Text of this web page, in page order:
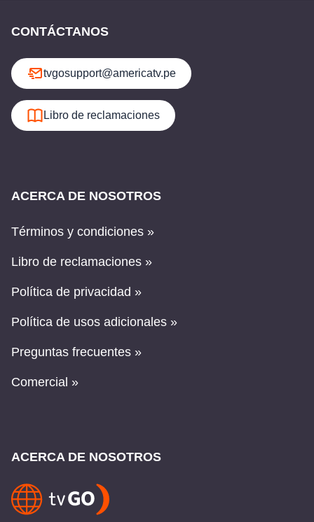
CONTÁCTANOS
tvgosupport@americatv.pe
Libro de reclamaciones
ACERCA DE NOSOTROS
Términos y condiciones »
Libro de reclamaciones »
Política de privacidad »
Política de usos adicionales »
Preguntas frecuentes »
Comercial »
ACERCA DE NOSOTROS